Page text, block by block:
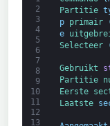
2
3
4
5
6
7
8
9
10
11
12
13
Partitie
p
primair
e
Selecteer
Gebruikt
Partitie
Eerste
Laatste